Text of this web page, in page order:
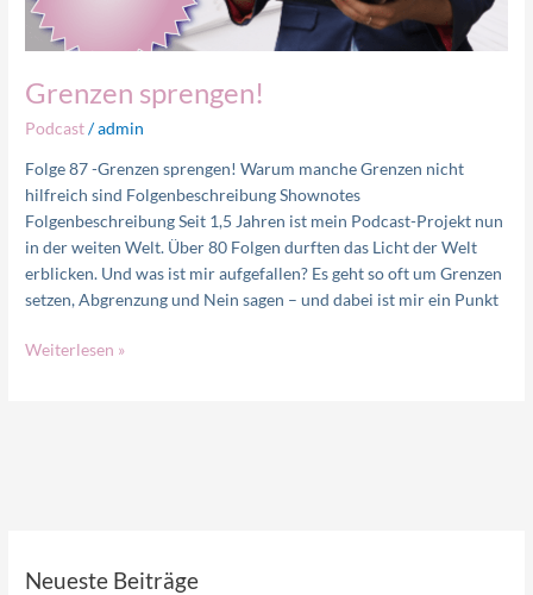
Grenzen sprengen!
Podcast/admin
Folge 87 -Grenzen sprengen! Warum manche Grenzen nicht
hilfreich sind Folgenbeschreibung Shownotes
Folgenbeschreibung Seit 1,5 Jahren ist mein Podcast-Projekt nun
in der weiten Welt. Über 80 Folgen durften das Licht der Welt
erblicken. Und was ist mir aufgefallen? Es geht so oft um Grenzen
setzen, Abgrenzung und Nein sagen – und dabei ist mir ein Punkt
Weiterlesen »
Neueste Beiträge